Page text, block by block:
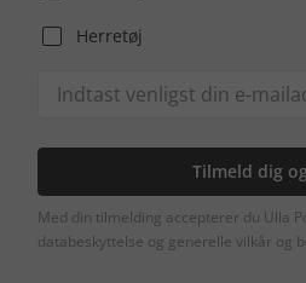
Herretøj
Tilmeld dig
Med din tilmelding accepterer du Ulla
databeskyttelse og generelle vilkår og